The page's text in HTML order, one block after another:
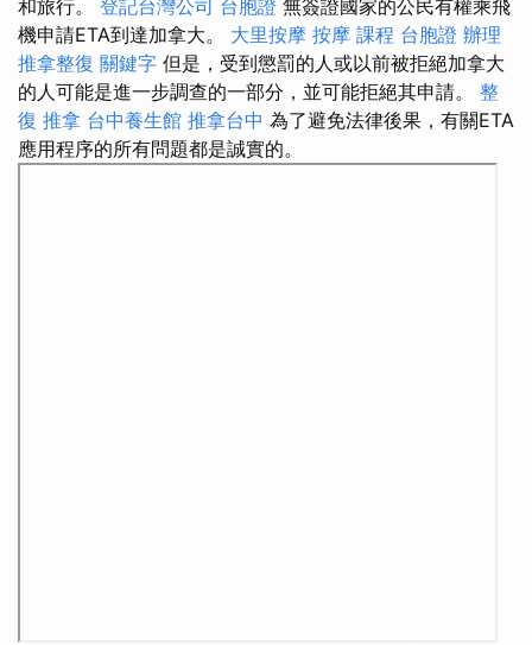
和旅行。 登記台灣公司 台胞證 無簽證國家的公民有權乘飛
機申請ETA到達加拿大。 大里按摩 按摩 課程 台胞證 辦理
推拿整復 關鍵字 但是，受到懲罰的人或以前被拒絕加拿大
的人可能是進一步調查的一部分，並可能拒絕其申請。 整
復 推拿 台中養生館 推拿台中 為了避免法律後果，有關ETA
應用程序的所有問題都是誠實的。